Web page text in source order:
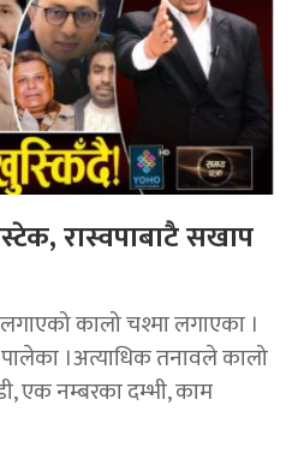
रास्वपाबाटै सखाप
कालो चश्मा लगाएका ।
।अत्याधिक तनावले कालो
एक नम्बरका दम्भी, काम